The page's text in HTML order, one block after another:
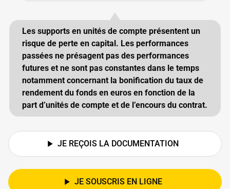
Les supports en unités de compte présentent un
risque de perte en capital. Les performances
passées ne présagent pas des performances
futures et ne sont pas constantes dans le temps
notamment concernant la bonification du taux de
rendement du fonds en euros en fonction de la
part d’unités de compte et de l’encours du contrat.
JE SOUSCRIS EN LIGNE
JE REÇOIS LA DOCUMENTATION